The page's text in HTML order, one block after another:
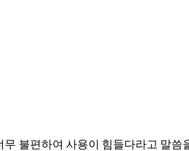
불편하여 사용이 힘들다라고 말